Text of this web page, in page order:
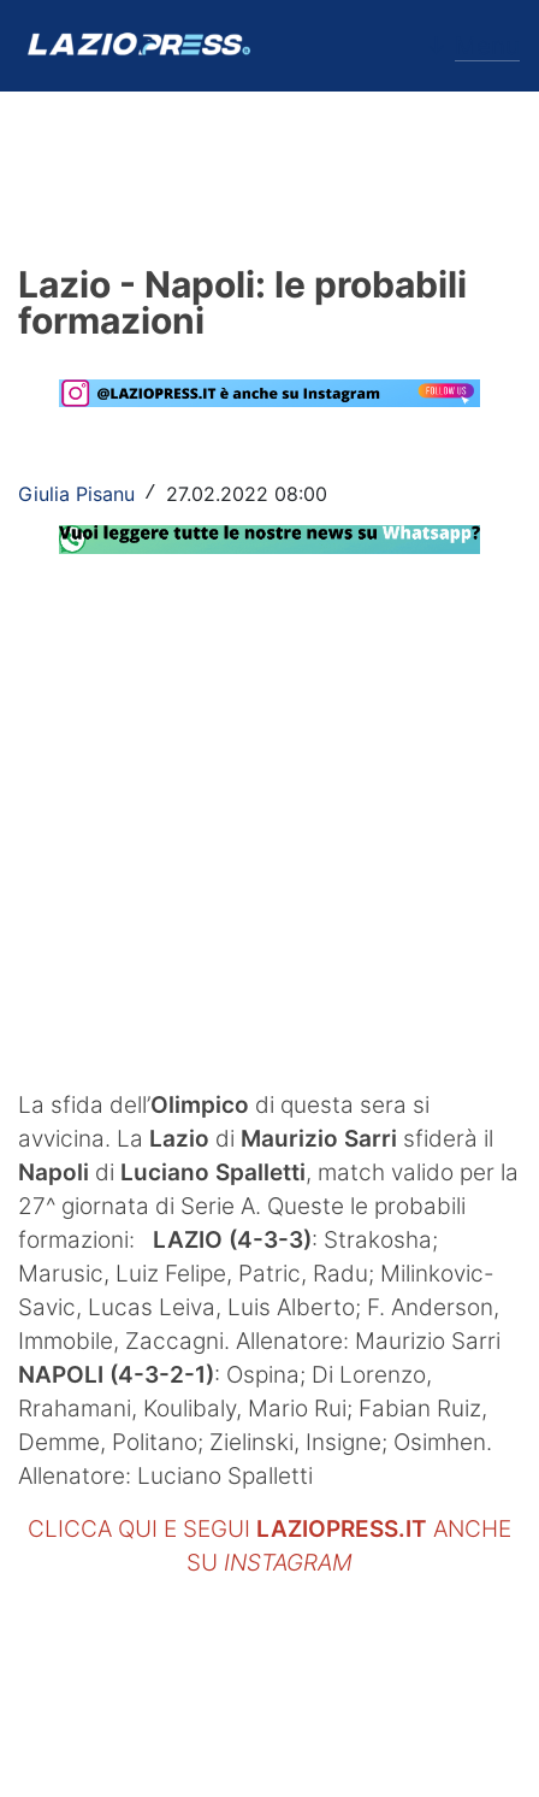
Formello
Primavera
Lazio Women
SHOP LAZIO
Contatti
Lazio - Napoli: le probabili
formazioni
Giulia Pisanu / 27.02.2022 08:00
La sfida dell’Olimpico di questa sera si
avvicina. La Lazio di Maurizio Sarri sfiderà il
Napoli di Luciano Spalletti, match valido per la
27^ giornata di Serie A. Queste le probabili
formazioni: LAZIO (4-3-3): Strakosha;
Marusic, Luiz Felipe, Patric, Radu; Milinkovic-
Savic, Lucas Leiva, Luis Alberto; F. Anderson,
Immobile, Zaccagni. Allenatore: Maurizio Sarri
NAPOLI (4-3-2-1): Ospina; Di Lorenzo,
Rrahamani, Koulibaly, Mario Rui; Fabian Ruiz,
Demme, Politano; Zielinski, Insigne; Osimhen.
Allenatore: Luciano Spalletti
CLICCA QUI E SEGUI LAZIOPRESS.IT ANCHE
SU INSTAGRAM